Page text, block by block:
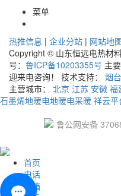
菜单
热推信息 | 企业分站 | 网站地
Copyright © 山东恒远电热材
号： 鲁ICP备10203355号 主
迎来电咨询！ 技术支持： 烟
主营城市： 北京 江苏 安徽 福
石墨烯地暖电地暖电采暖 祥云平
鲁公网安备
首页
电话
邮箱